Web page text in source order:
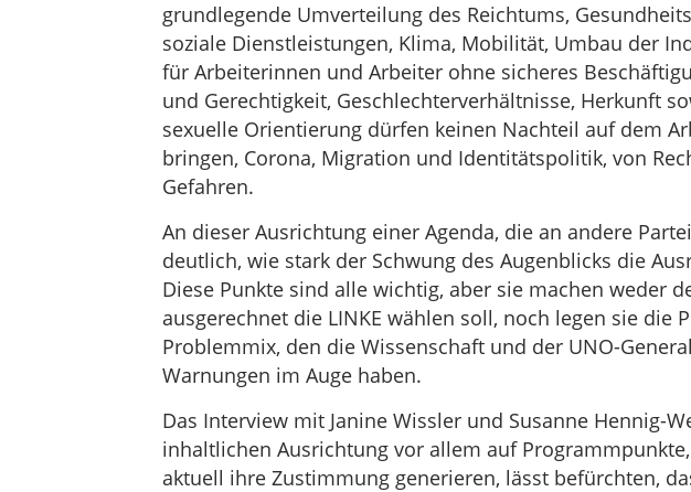
grundlegende Umverteilung des Reichtums,
soziale Dienstleistungen, Klima, Mobilität, Umbau der
für Arbeiterinnen und Arbeiter ohne sicheres
und Gerechtigkeit, Geschlechterverhältnisse, Herkunft
sexuelle Orientierung dürfen keinen Nachteil auf dem
bringen, Corona, Migration und Identitätspolitik, von
Gefahren.
An dieser Ausrichtung einer Agenda, die an andere
deutlich, wie stark der Schwung des Augenblicks die
Diese Punkte sind alle wichtig, aber sie machen weder
ausgerechnet die LINKE wählen soll, noch legen sie die
Problemmix, den die Wissenschaft und der UNO-
Warnungen im Auge haben.
Das Interview mit Janine Wissler und Susanne Hennig-
inhaltlichen Ausrichtung vor allem auf
aktuell ihre Zustimmung generieren, lässt befürchten,